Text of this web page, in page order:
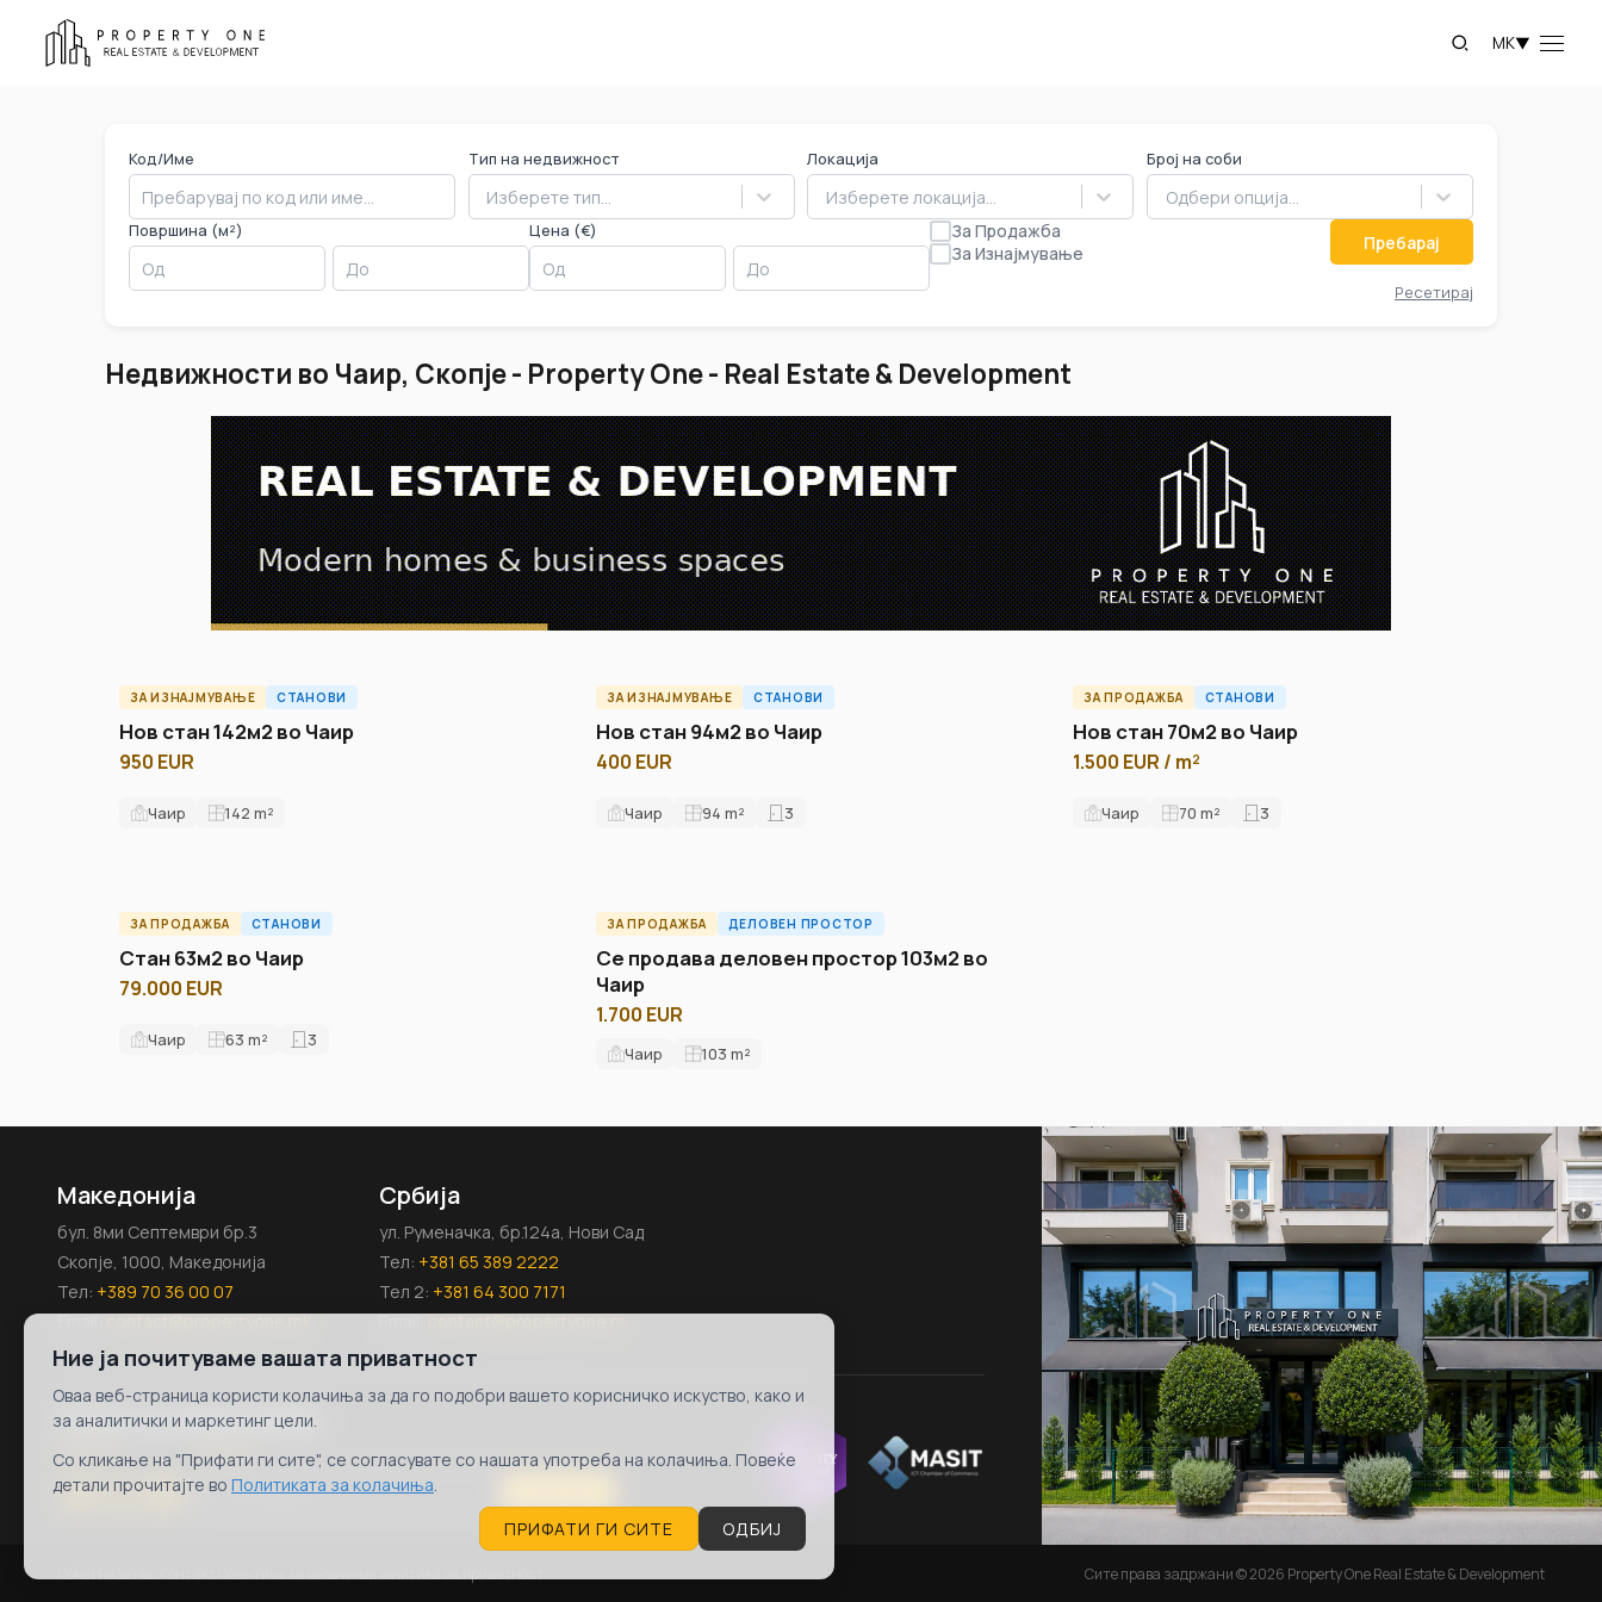
MK▼
Код/Име Тип на недвижност
Изберете тип...
Локација
Изберете локација...
Број на соби
Одбери опција...
Површина (м²) Цена (€)
За Продажба
За Изнајмување
Пребарај
Ресетирај
Недвижности во Чаир, Скопје - Property One - Real Estate & Development
ЗА ИЗНАЈМУВАЊЕ СТАНОВИ
Нов стан 142м2 во Чаир
950 EUR
Чаир 142 m²
ЗА ИЗНАЈМУВАЊЕ СТАНОВИ
Нов стан 94м2 во Чаир
400 EUR
Чаир 94 m² 3
ЗА ПРОДАЖБА СТАНОВИ
Нов стан 70м2 во Чаир
1.500 EUR / m²
Чаир 70 m² 3
ЗА ПРОДАЖБА СТАНОВИ
Стан 63м2 во Чаир
79.000 EUR
Чаир 63 m² 3
ЗА ПРОДАЖБА ДЕЛОВЕН ПРОСТОР
Се продава деловен простор 103м2 во
Чаир
1.700 EUR
Чаир 103 m²
Ние ја почитуваме вашата приватност
Оваа веб-страница користи колачиња за да го подобри вашето корисничко искуство, како и
за аналитички и маркетинг цели.
Со кликање на "Прифати ги сите", се согласувате со нашата употреба на колачиња. Повеќе
детали прочитајте во Политиката за колачиња.
ПРИФАТИ ГИ СИТЕ
ОДБИЈ
Македонија
бул. 8ми Септември бр.3
Скопје, 1000, Македонија
Тел: +389 70 36 00 07
Email:contact@propertyone.mk
Србија
ул. Руменачка, бр.124а, Нови Сад
Тел: +381 65 389 2222
Тел 2: +381 64 300 7171
Email:contact@propertyone.rs
Follow us onNewsletter
Сите права задржани © 2026 Property One Real Estate & Development